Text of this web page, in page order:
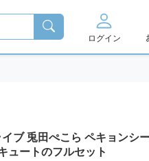
ログイン
ブ 兎田ぺこら ペキョンシ
ュートのフルセット